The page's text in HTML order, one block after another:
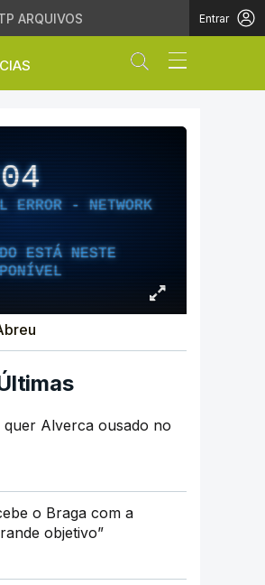
ARQUIVOS Entrar
Abrir campo
ERROR - NETWORK
ESTÁ NESTE
quer Alverca ousado no
o Braga com a
objetivo”